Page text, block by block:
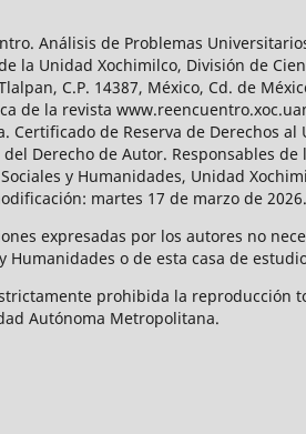
Análisis de Problemas
la Unidad Xochimilco, División de
C.P. 14387, México, Cd. de
de la revista
Certificado de Reserva de Derechos
del Derecho de Autor. Responsables
y Humanidades, Unidad
martes 17 de marzo de
expresadas por los autores no
Humanidades o de esta casa de
prohibida la reproducción
Autónoma Metropolitana.